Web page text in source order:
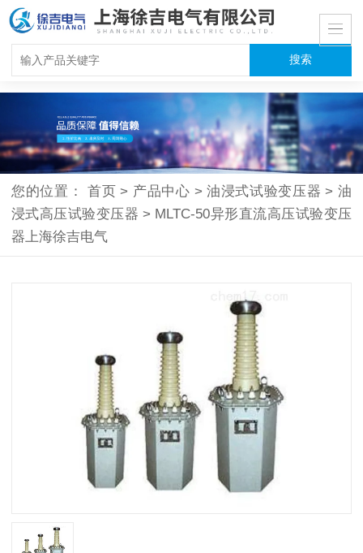
您的位置： 首页 > 产品中心 > 油浸式试验变压器 > 油
浸式高压试验变压器 > MLTC-50异形直流高压试验变压
器上海徐吉电气